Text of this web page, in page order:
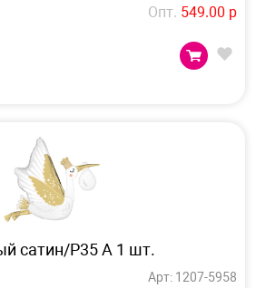
Опт. 549.00 р
сатин/P35 А 1 шт.
Арт: 1207-5958